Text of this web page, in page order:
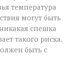
температура
могут быть
спешка
такого риска.
быть с